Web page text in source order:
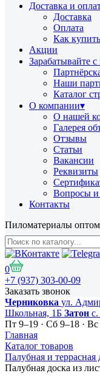
Доставка и
Доставка
Оплата
Как купить
Акции
Зарабатывайте
Наши
Каталог
О компании▾
О нашей
Галерея
Отзывы
Статьи
Вакансии
Реквизиты
Вопросы и
Контакты
Пиломатериалы
0
+7 (937) 303-00-09
Заказать звонок
Черниковка ул.
Школьная, 1Б Затон
Пт 9–19 · Сб 9–18 ·
Главная
Каталог товаров
Палубная и террасная
Палубная доска из